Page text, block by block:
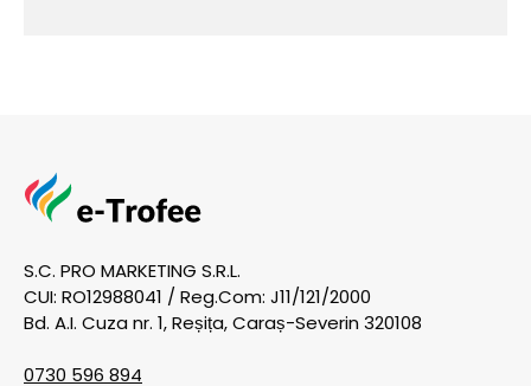
S.C. PRO MARKETING S.R.L.
CUI: RO12988041 / Reg.Com: J11/121/2000
Bd. A.I. Cuza nr. 1, Reșița, Caraș-Severin 320108
0730 596 894